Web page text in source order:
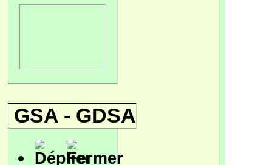
GSA - GDSA